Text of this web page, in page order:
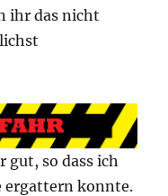
ihr das nicht
gut, so dass ich
ergattern konnte.